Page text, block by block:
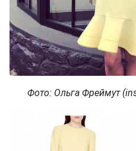
Фото: Ольга Фреймут